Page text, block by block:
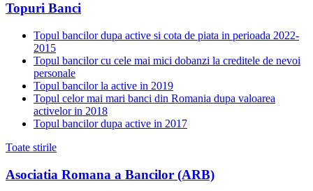
Topuri Banci
Topul bancilor dupa active si cota de piata in perioada 2022-
2015
Topul bancilor cu cele mai mici dobanzi la creditele de nevoi
personale
Topul bancilor la active in 2019
Topul celor mai mari banci din Romania dupa valoarea
activelor in 2018
Topul bancilor dupa active in 2017
Toate stirile
Asociatia Romana a Bancilor (ARB)